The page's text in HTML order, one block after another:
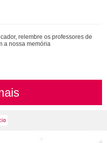
relembre os professores de
a nossa memória